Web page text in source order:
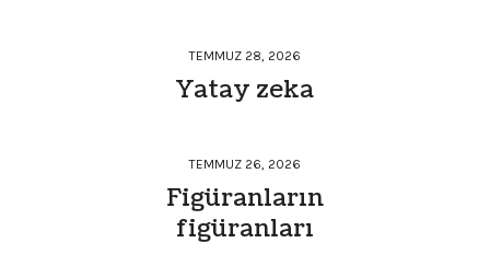
TEMMUZ 28, 2026
Yatay zeka
TEMMUZ 26, 2026
Figüranların
figüranları